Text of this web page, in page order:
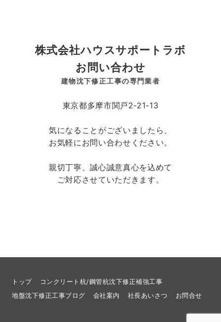
株式会社ハウスサポートラボ
お問い合わせ
建物沈下修正工事の専門業者
東京都多摩市関戸2-21-13
気になることがございましたら、
お気軽にお問い合わせください。
親切丁寧、誠心誠意真心を込めて
ご対応させていただきます。
トップ
コンクリート杭/鋼管杭沈下修正補強工事
地盤沈下修正工事ブログ
会社案内 社長あいさつ お問合せ